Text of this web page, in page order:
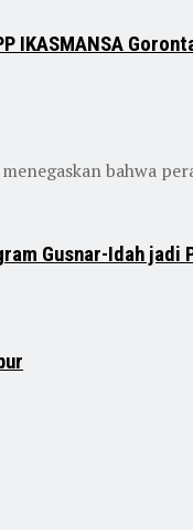
IKASMANSA
bahwa
Gusnar-Idah jadi